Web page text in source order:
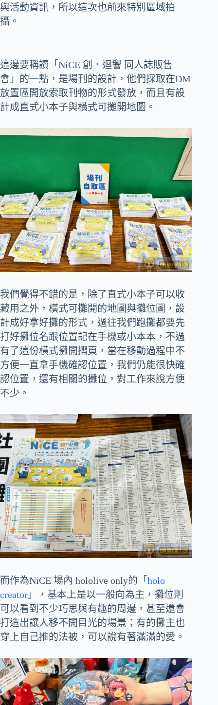
與活動資訊，所以這次也前來特別區域拍
攝。
這邊要稱讚「NiCE 創．迴響 同人誌販售
會」的一點，是場刊的設計，他們採取在DM
放置區開放索取刊物的形式發放，而且有設
計成直式小本子與橫式可攤開地圖。
我們覺得不錯的是，除了直式小本子可以收
藏用之外，橫式可攤開的地圖與攤位圖，設
計成好拿好攤的形式，過往我們跑攤都要先
打好攤位名跟位置記在手機或小本本，不過
有了這份橫式攤開摺頁，當在移動過程中不
方便一直拿手機確認位置，我們仍能很快確
認位置，還有相關的攤位，對工作來說方便
不少。
而作為NiCE 場內 hololive only的 「holo
creator」
，基本上是以一般向為主，攤位則
可以看到不少巧思與有趣的周邊，甚至還會
打造出讓人移不開目光的場景；有的攤主也
穿上自己推的法被，可以說有著滿滿的愛。